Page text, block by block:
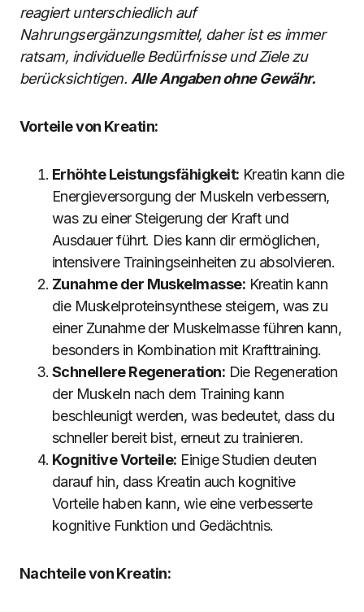
reagiert unterschiedlich auf
Nahrungsergänzungsmittel, daher ist es immer
ratsam, individuelle Bedürfnisse und Ziele zu
berücksichtigen. Alle Angaben ohne Gewähr.
Vorteile von Kreatin:
Erhöhte Leistungsfähigkeit: Kreatin kann die
Energieversorgung der Muskeln verbessern,
was zu einer Steigerung der Kraft und
Ausdauer führt. Dies kann dir ermöglichen,
intensivere Trainingseinheiten zu absolvieren.
Zunahme der Muskelmasse: Kreatin kann
die Muskelproteinsynthese steigern, was zu
einer Zunahme der Muskelmasse führen kann,
besonders in Kombination mit Krafttraining.
Schnellere Regeneration: Die Regeneration
der Muskeln nach dem Training kann
beschleunigt werden, was bedeutet, dass du
schneller bereit bist, erneut zu trainieren.
Kognitive Vorteile: Einige Studien deuten
darauf hin, dass Kreatin auch kognitive
Vorteile haben kann, wie eine verbesserte
kognitive Funktion und Gedächtnis.
Nachteile von Kreatin: